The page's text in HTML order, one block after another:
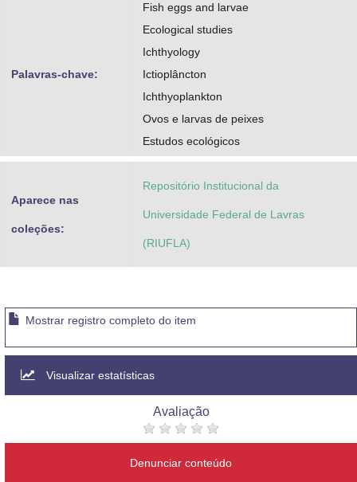
Palavras-chave:
Fish eggs and larvae
Ecological studies
Ichthyology
Ictioplâncton
Ichthyoplankton
Ovos e larvas de peixes
Estudos ecológicos
Aparece nas
coleções:
Repositório Institucional da
Universidade Federal de Lavras
(RIUFLA)
Mostrar registro completo do item
Visualizar estatísticas
Avaliação
Denunciar conteúdo